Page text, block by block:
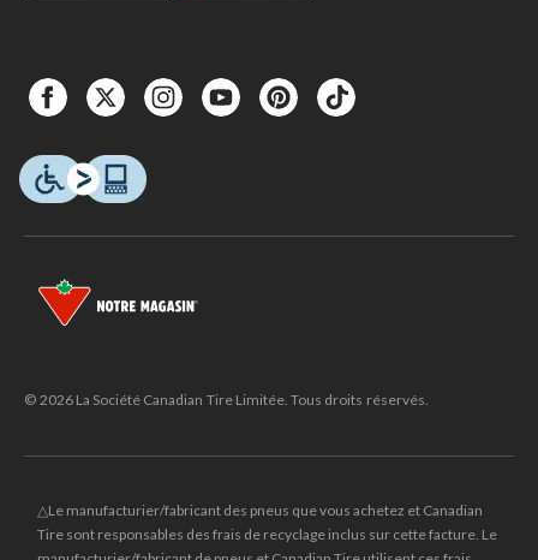
© 2026 La Société Canadian Tire Limitée. Tous droits réservés.
△Le manufacturier/fabricant des pneus que vous achetez et Canadian
Tire sont responsables des frais de recyclage inclus sur cette facture. Le